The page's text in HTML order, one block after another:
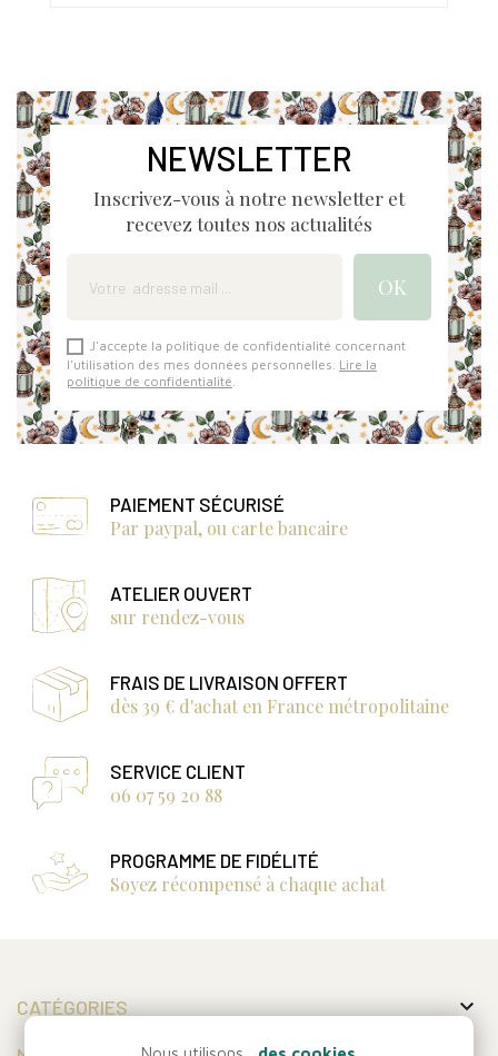
NEWSLETTER
Inscrivez-vous à notre newsletter et
recevez toutes nos actualités
J'accepte la politique de confidentialité concernant
l'utilisation des mes données personnelles. Lire la
politique de confidentialité
PAIEMENT SÉCURISÉ
Par paypal, ou carte bancaire
ATELIER OUVERT
sur rendez-vous
FRAIS DE LIVRAISON OFFERT
dès 39 € d'achat en France métropolitaine
SERVICE CLIENT
06 07 59 20 88
PROGRAMME DE FIDÉLITÉ
Soyez récompensé à chaque achat
CATÉGORIES 